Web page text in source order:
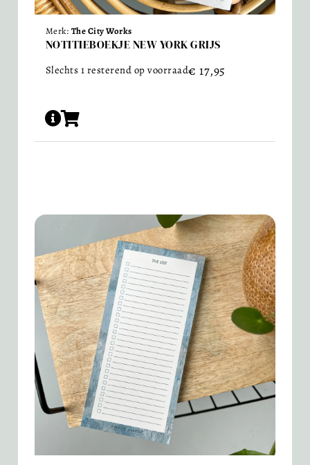
Merk: The City Works
NOTITIEBOEKJE NEW YORK GRIJS
Slechts 1 resterend op voorraad€ 17,95